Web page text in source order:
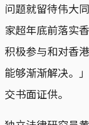
问题就留待伟大
家超年底前落实
积极参与和对香
能够渐渐解决。
交书面证供。